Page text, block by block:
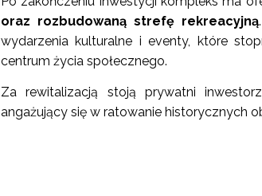
oraz rozbudowaną strefę rekreacyjną
wydarzenia kulturalne i eventy, które
centrum życia społecznego.
Za rewitalizacją stoją prywatni
angażujący się w ratowanie historycznych